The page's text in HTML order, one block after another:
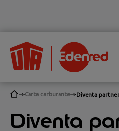
Carta carburante Diventa
Diventa